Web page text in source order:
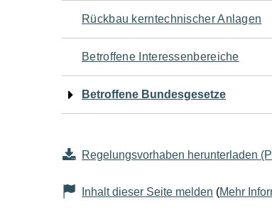
Navigation
für
den
Seiteninhalt
Rückbau kerntechnischer Anlagen
Betroffene Interessenbereiche
Betroffene Bundesgesetze
Regelungsvorhaben herunterladen
Inhalt dieser Seite melden (Mehr